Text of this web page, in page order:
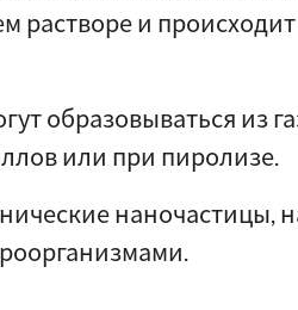
растворе и
образовываться из
или при пиролизе.
наночастицы,